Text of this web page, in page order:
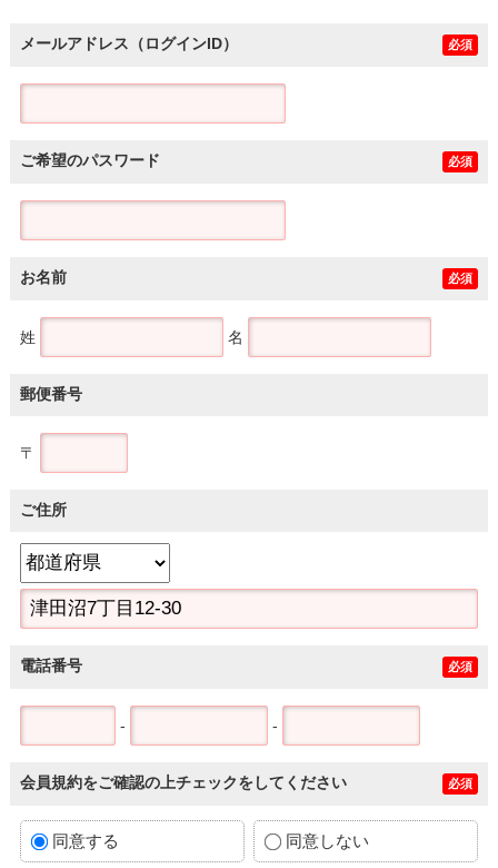
メールアドレス（ログインID） 必須
ご希望のパスワード 必須
お名前 必須
姓 名
郵便番号
〒
ご住所
電話番号 必須
- -
会員規約をご確認の上チェックをしてください 必須
同意する 同意しない